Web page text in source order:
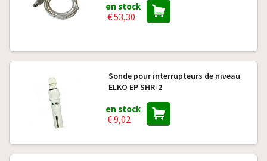
en stock
€ 53,30
Sonde pour interrupteurs de niveau
ELKO EP SHR-2
en stock
€ 9,02